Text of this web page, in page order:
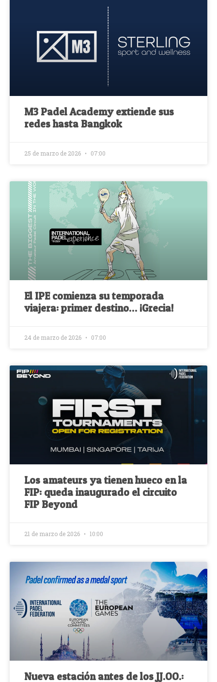
M3 Padel Academy extiende sus
redes hasta Bangkok
25 de marzo de 2026 07:00
El IPE comienza su temporada
viajera: primer destino… ¡Grecia!
24 de marzo de 2026 07:00
Los amateurs ya tienen hueco en la
FIP: queda inaugurado el circuito
FIP Beyond
21 de marzo de 2026 10:00
Nueva estación antes de los JJ.OO.: